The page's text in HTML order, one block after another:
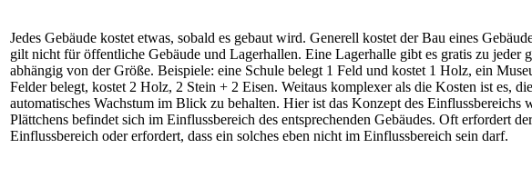
Jedes Gebäude kostet etwas, sobald es gebaut wird. Generell kostet der Bau eines
gilt nicht für öffentliche Gebäude und Lagerhallen. Eine Lagerhalle gibt es gratis zu jeder
abhängig von der Größe. Beispiele: eine Schule belegt 1 Feld und kostet 1 Holz, ein
Felder belegt, kostet 2 Holz, 2 Stein + 2 Eisen. Weitaus komplexer als die Kosten ist es,
automatisches Wachstum im Blick zu behalten. Hier ist das Konzept des
Plättchens befindet sich im Einflussbereich des entsprechenden Gebäudes. Oft erfordert
Einflussbereich oder erfordert, dass ein solches eben nicht im Einflussbereich sein darf.